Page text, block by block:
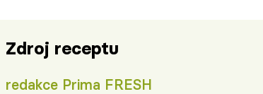
Zdroj receptu
redakce Prima FRESH